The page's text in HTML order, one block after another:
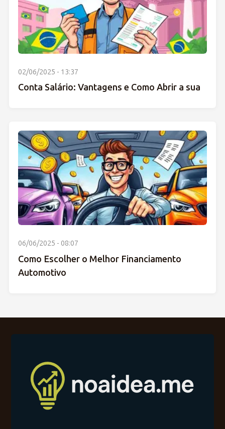
02/06/2025 - 13:37
Conta Salário: Vantagens e Como Abrir a sua
06/06/2025 - 08:07
Como Escolher o Melhor Financiamento
Automotivo